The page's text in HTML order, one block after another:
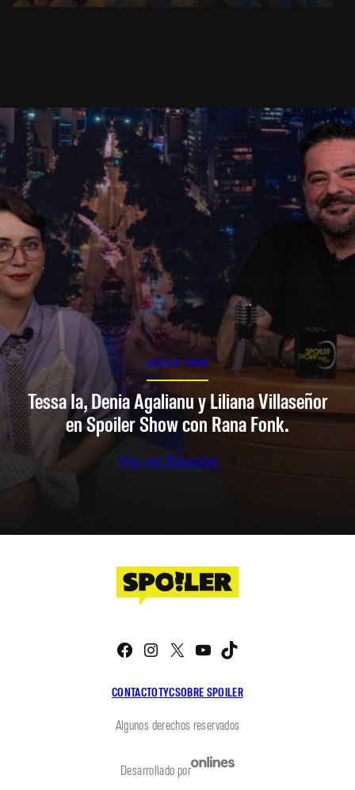
SPOILER SHOW
Tessa Ia, Denia Agalianu y Liliana Villaseñor
en Spoiler Show con Rana Fonk.
Ver en Youtube
CONTACTOTYCSOBRE SPOILER
Facebook
Instagram
X YouTube
Algunos derechos reservados
Desarrollado por